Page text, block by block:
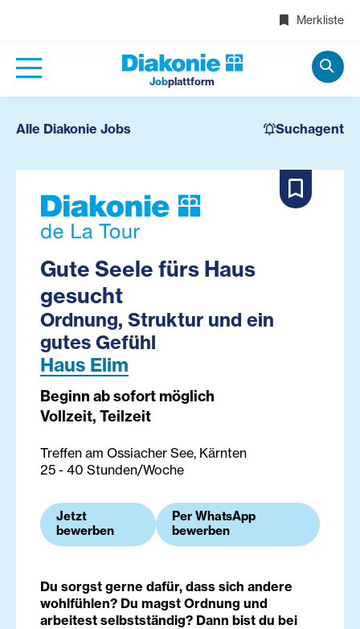
Merkliste
Jobplattform
Alle Diakonie Jobs Suchagent
Gute Seele fürs Haus
gesucht
Ordnung, Struktur und ein
gutes Gefühl
Haus Elim
Beginn ab sofort möglich
Vollzeit, Teilzeit
Treffen am Ossiacher See, Kärnten
25 - 40 Stunden/Woche
Jetzt
bewerben
Per WhatsApp
bewerben
Du sorgst gerne dafür, dass sich andere
wohlfühlen? Du magst Ordnung und
arbeitest selbstständig? Dann bist du bei